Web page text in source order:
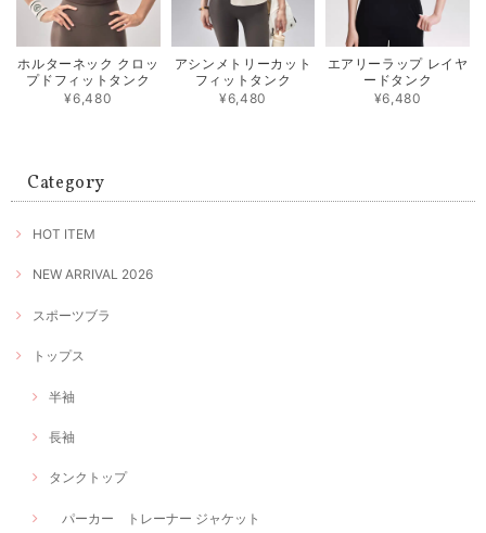
ホルターネック クロッ
プドフィットタンク
¥6,480
アシンメトリーカット
フィットタンク
¥6,480
エアリーラップ レイヤ
ードタンク
¥6,480
Category
HOT ITEM
NEW ARRIVAL 2026
スポーツブラ
トップス
半袖
長袖
タンクトップ
パーカー トレーナー ジャケット